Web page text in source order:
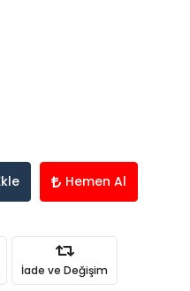
Hemen Al
İade ve Değişim